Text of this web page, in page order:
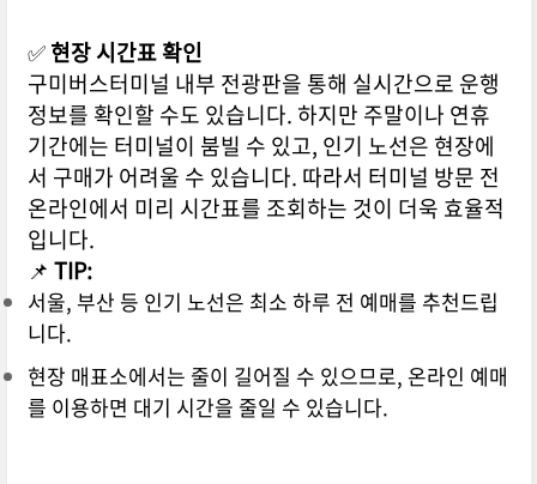
✅현장 시간표 확인
구미버스터미널 내부 전광판을 통해 실시간으로 운행
정보를 확인할 수도 있습니다. 하지만 주말이나 연휴
기간에는 터미널이 붐빌 수 있고, 인기 노선은 현장에
서 구매가 어려울 수 있습니다. 따라서 터미널 방문 전
온라인에서 미리 시간표를 조회하는 것이 더욱 효율적
입니다.
📌 TIP:
서울, 부산 등 인기 노선은 최소 하루 전 예매를 추천드립
니다.
현장 매표소에서는 줄이 길어질 수 있으므로, 온라인 예매
를 이용하면 대기 시간을 줄일 수 있습니다.